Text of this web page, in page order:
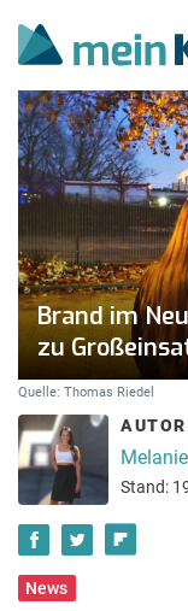
Brand im
zu
Quelle: Thomas Riedel
AUTOR
Stand:
News